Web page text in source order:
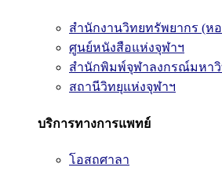
สำนักงานวิทยทรัพยากร (ห
ศูนย์หนังสือแห่งจุฬาฯ
สำนักพิมพ์จุฬาลงกรณ์มหาวิ
สถานีวิทยุแห่งจุฬาฯ
บริการทางการแพทย์
โอสถศาลา